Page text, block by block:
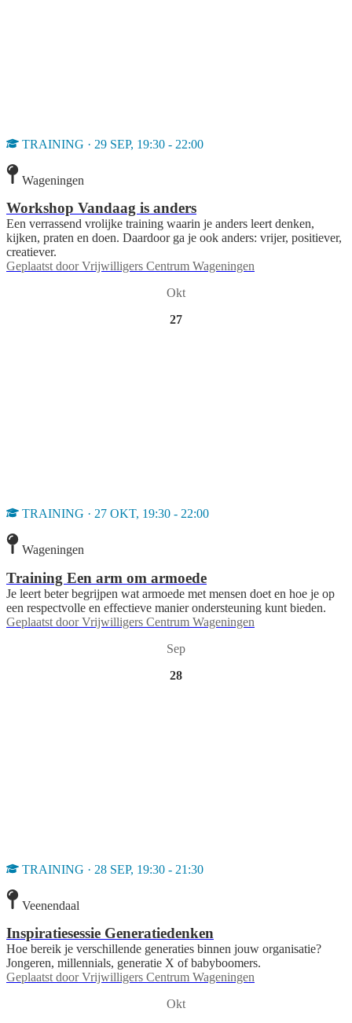
TRAINING · 29 SEP, 19:30 - 22:00
Wageningen
Workshop Vandaag is anders
Een verrassend vrolijke training waarin je anders leert denken,
kijken, praten en doen. Daardoor ga je ook anders: vrijer, positiever,
creatiever.
Geplaatst door Vrijwilligers Centrum Wageningen
Okt
27
TRAINING · 27 OKT, 19:30 - 22:00
Wageningen
Training Een arm om armoede
Je leert beter begrijpen wat armoede met mensen doet en hoe je op
een respectvolle en effectieve manier ondersteuning kunt bieden.
Geplaatst door Vrijwilligers Centrum Wageningen
Sep
28
TRAINING · 28 SEP, 19:30 - 21:30
Veenendaal
Inspiratiesessie Generatiedenken
Hoe bereik je verschillende generaties binnen jouw organisatie?
Jongeren, millennials, generatie X of babyboomers.
Geplaatst door Vrijwilligers Centrum Wageningen
Okt